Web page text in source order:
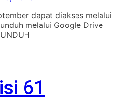
dapat diakses melalui
melalui Google Drive
61